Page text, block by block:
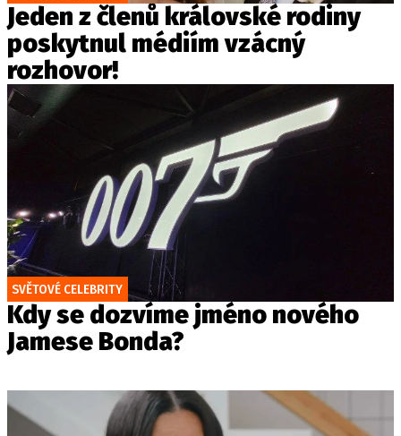
Jeden z členů královské rodiny
poskytnul médiím vzácný
rozhovor!
SVĚTOVÉ CELEBRITY
Kdy se dozvíme jméno nového
Jamese Bonda?